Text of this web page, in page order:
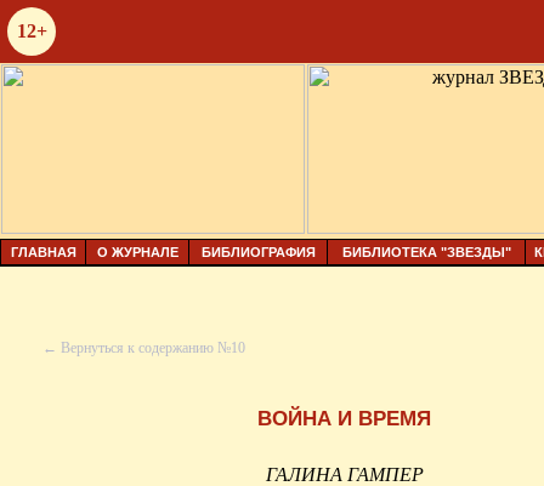
12+
ГЛАВНАЯ О ЖУРНАЛЕ БИБЛИОГРАФИЯ БИБЛИОТЕКА "ЗВЕЗДЫ"
← Вернуться к содержанию №10
ВОЙНА И ВРЕМЯ
ГАЛИНА ГАМПЕР